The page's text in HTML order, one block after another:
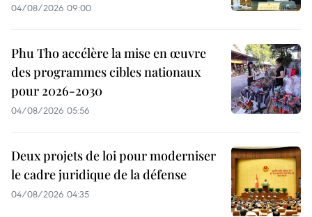
04/08/2026 09:00
Phu Tho accélère la mise en œuvre
des programmes cibles nationaux
pour 2026-2030
04/08/2026 05:56
Deux projets de loi pour moderniser
le cadre juridique de la défense
04/08/2026 04:35